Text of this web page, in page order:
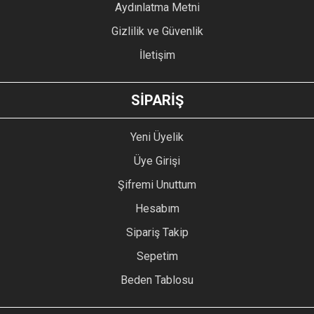
GÖNDER
Aydınlatma Metni
Gizlilik ve Güvenlik
İletişim
SİPARİŞ
Yeni Üyelik
Üye Girişi
Şifremi Unuttum
Hesabım
Sipariş Takip
Sepetim
Beden Tablosu